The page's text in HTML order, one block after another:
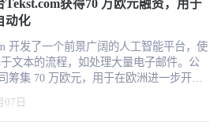
揭示的并不是一个简单的就业结论，而
需求正在下
轻员工；真正采用AI的企业却可能获得
级岗位；岗位名称和就业总量尚未发生
正在快速重组；招聘技术越来越强，企
。 AI对就业的影响不会以
分别体现在招聘需求、岗位任务、技能
术可以提高参与度和回复率。人工智能
，帮助招聘经理确定和完善他们的推广
监测 监测绩效、参与度和
即时见解，是当今人工智能的核心优
的员工数据类型（如电子邮件、Teams 或
式信息，这些系统可以标记出负面指标。
升级之前采取干预措施，显然符合公司
验证的技能展示。Skillfully 的 HiredNow
招聘精确度提高 10-20 倍，并显著节约
确保求职者的实际能力和职业潜力得到
户网站上的另一份申请表。 Better
说："Skillfully帮助雇主发现更大的
Tekst.com获得70 万欧元融资，用于
动化
开发了一个前景广阔的人工智能平台，使
文本的流程，如处理大量电子邮件。公
筹集 70 万欧元，用于在欧洲进一步开发
工作。考虑处理电子邮件中的特定信
（CRM）、会计或企业资源规划
07日